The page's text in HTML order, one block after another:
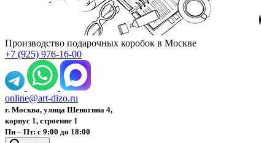
Производство подарочных коробок в Москве
+7 (925) 976-16-00
online@art-dizo.ru
г. Москва, улица Шеногина 4,
корпус 1, строение 1
Пн – Пт: с 9:00 до 18:00